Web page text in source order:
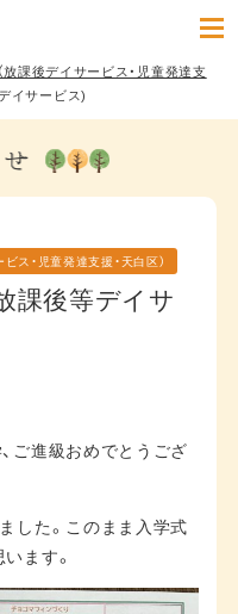
放課後デイサービス・児童発達支
イサービス)
ス・児童発達支援・天白区）
課後等デイサ
ご進級おめでとうござ
した。このまま入学式
ます。